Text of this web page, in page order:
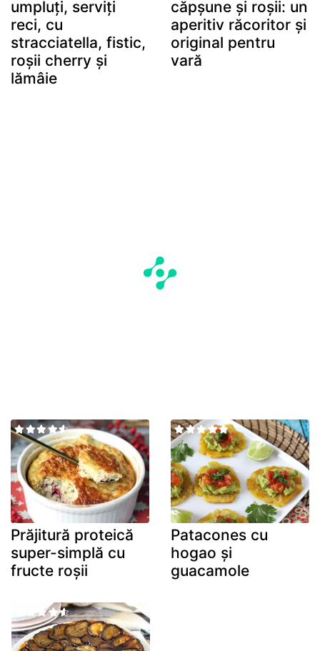
umpluți, serviți
reci, cu
stracciatella, fistic,
roșii cherry și
lămâie
căpșune și roșii: un
aperitiv răcoritor și
original pentru
vară
Prăjitură proteică
super-simplă cu
fructe roșii
Patacones cu
hogao și
guacamole